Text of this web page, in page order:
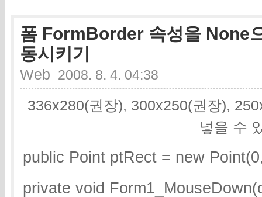
폼 FormBorder 속성을 None
동시키기
Web 2008. 8. 4. 04:38
336x280(권장), 300x250(권장),
넣을 수
public Point ptRect = new
private void